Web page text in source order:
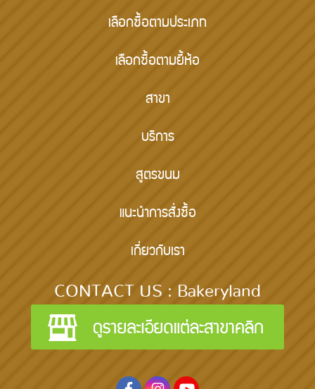
เลือกซื้อตามประเภท
เลือกซื้อตามยี้ห้อ
สาขา
บริการ
สูตรขนม
แนะนำการสั่งซื้อ
เกี่ยวกับเรา
CONTACT US : Bakeryland